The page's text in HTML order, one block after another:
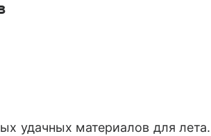
удачных материалов для лета.